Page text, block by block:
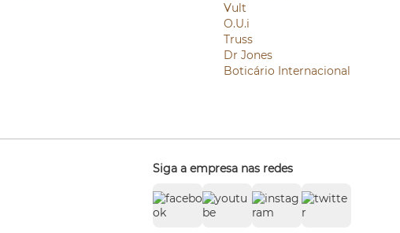
Vult
O.U.i
Truss
Dr Jones
Boticário Internacional
Siga a empresa nas redes